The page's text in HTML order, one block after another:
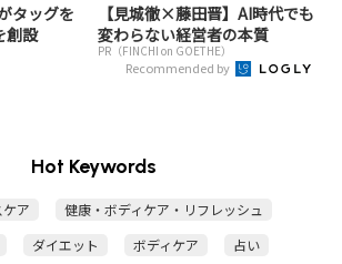
タッグを
創設
【見城徹×藤田晋】AI時代でも
変わらない経営者の本質
PR（FINCHI on GOETHE）
Recommended by
Hot Keywords
ア
健康・ボディケア・リフレッシュ
ダイエット ボディケア
占い